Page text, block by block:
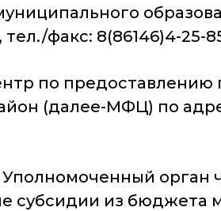
тел./факс: 8(86146)4-25-
по предоставлению
(далее-МФЦ) по
орган
субсидии из бюджета